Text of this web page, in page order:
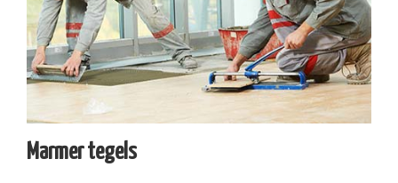
Marmer tegels